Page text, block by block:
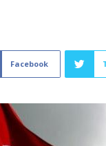
Facebook